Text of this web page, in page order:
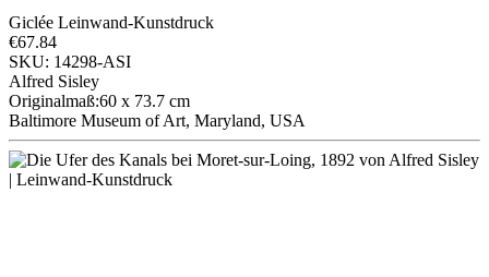
Giclée Leinwand-Kunstdruck
€67.84
SKU: 14298-ASI
Alfred Sisley
Originalmaß:60 x 73.7 cm
Baltimore Museum of Art, Maryland, USA